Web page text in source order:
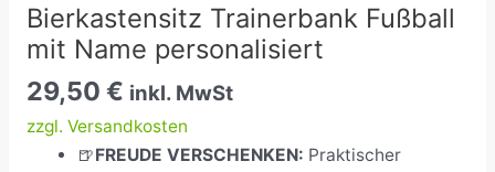
Bierkastensitz Trainerbank Fußball
mit Name personalisiert
29,50 € inkl. MwSt
zzgl. Versandkosten
🍺FREUDE VERSCHENKEN: Praktischer